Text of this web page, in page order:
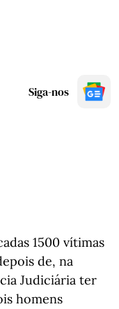
Siga-nos
1500 vítimas
de, na
Judiciária ter
homens